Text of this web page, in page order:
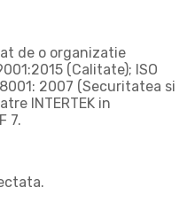
de o organizatie
(Calitate); ISO
2007 (Securitatea si
INTERTEK in
7.